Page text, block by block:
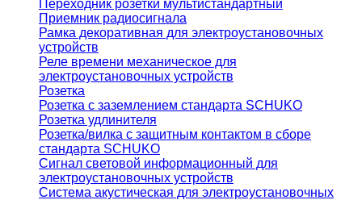
Переходник розетки мультистандартный
Приемник радиосигнала
Рамка декоративная для электроустановочных
устройств
Реле времени механическое для
электроустановочных устройств
Розетка
Розетка с заземлением стандарта SCHUKO
Розетка удлинителя
Розетка/вилка с защитным контактом в сборе
стандарта SCHUKO
Сигнал световой информационный для
электроустановочных устройств
Система акустическая для электроустановочных